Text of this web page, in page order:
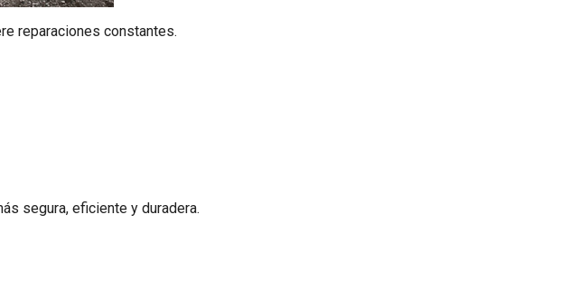
reparaciones constantes.
segura, eficiente y duradera.